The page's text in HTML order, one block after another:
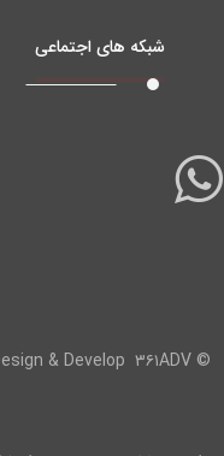
شبکه های اجتماعی
© Design & Develop۳۶۱ADV